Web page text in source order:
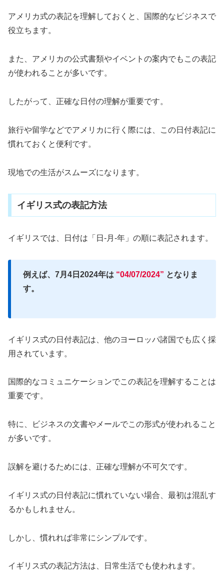
アメリカ式の表記を理解しておくと、国際的なビジネスで
役立ちます。
また、アメリカの公式書類やイベントの案内でもこの表記
が使われることが多いです。
したがって、正確な日付の理解が重要です。
旅行や留学などでアメリカに行く際には、この日付表記に
慣れておくと便利です。
現地での生活がスムーズになります。
イギリス式の表記方法
イギリスでは、日付は「日-月-年」の順に表記されます。
例えば、7月4日2024年は “04/07/2024” となりま
す。
イギリス式の日付表記は、他のヨーロッパ諸国でも広く採
用されています。
国際的なコミュニケーションでこの表記を理解することは
重要です。
特に、ビジネスの文書やメールでこの形式が使われること
が多いです。
誤解を避けるためには、正確な理解が不可欠です。
イギリス式の日付表記に慣れていない場合、最初は混乱す
るかもしれません。
しかし、慣れれば非常にシンプルです。
イギリス式の表記方法は、日常生活でも使われます。